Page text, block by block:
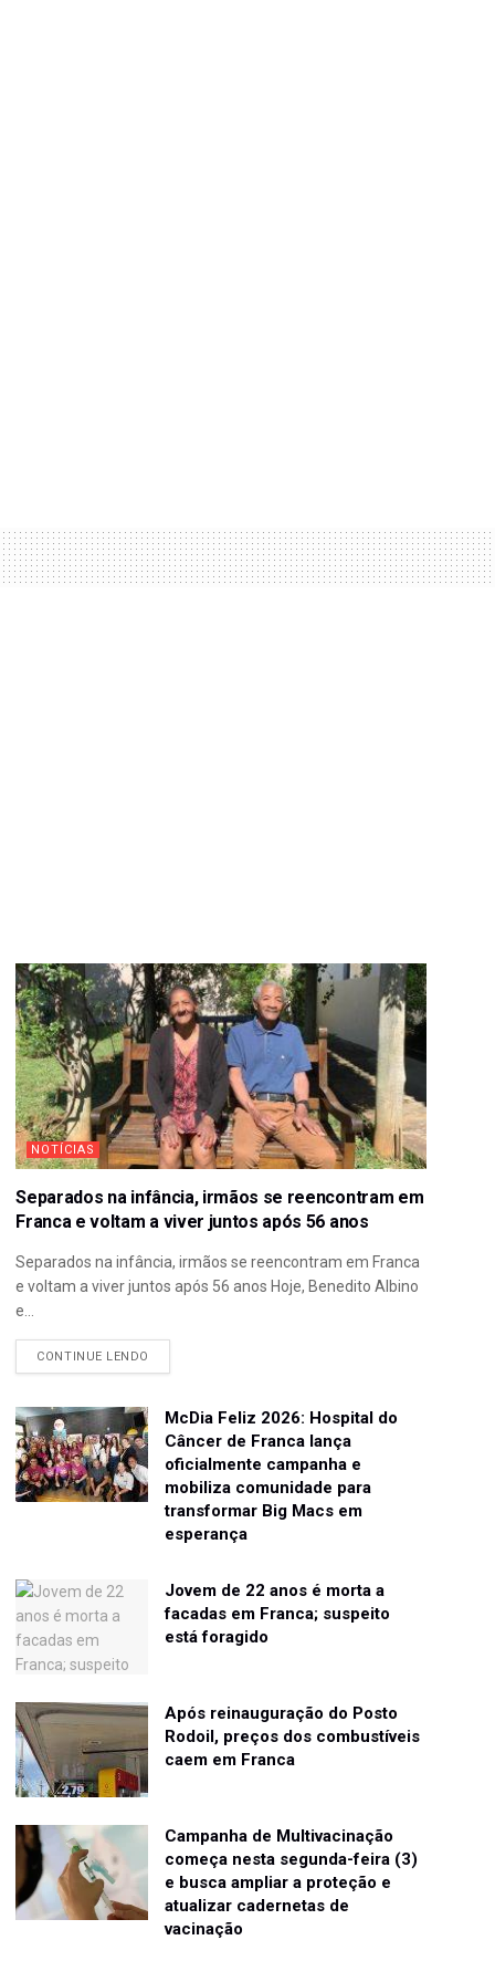
NOTÍCIAS
Separados na infância, irmãos se reencontram em
Franca e voltam a viver juntos após 56 anos
Separados na infância, irmãos se reencontram em Franca
e voltam a viver juntos após 56 anos Hoje, Benedito Albino
e...
CONTINUE LENDO
McDia Feliz 2026: Hospital do
Câncer de Franca lança
oficialmente campanha e
mobiliza comunidade para
transformar Big Macs em
esperança
Jovem de 22 anos é morta a
facadas em Franca; suspeito
está foragido
Após reinauguração do Posto
Rodoil, preços dos combustíveis
caem em Franca
Campanha de Multivacinação
começa nesta segunda-feira (3)
e busca ampliar a proteção e
atualizar cadernetas de
vacinação